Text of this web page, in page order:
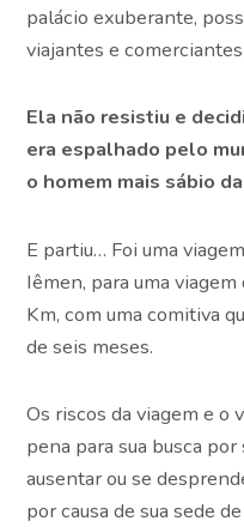
palácio exuberante,
viajantes e
Ela não resistiu e
era espalhado pelo
o homem mais sábio
E partiu… Foi uma
Iêmen, para uma
Km, com uma comitiva
de seis meses.
Os riscos da viagem e o
pena para sua busca
ausentar ou se
por causa de sua sede